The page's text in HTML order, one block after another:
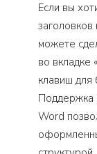
Если вы
можете
во вкладке
клавиш для
Поддержка
Word